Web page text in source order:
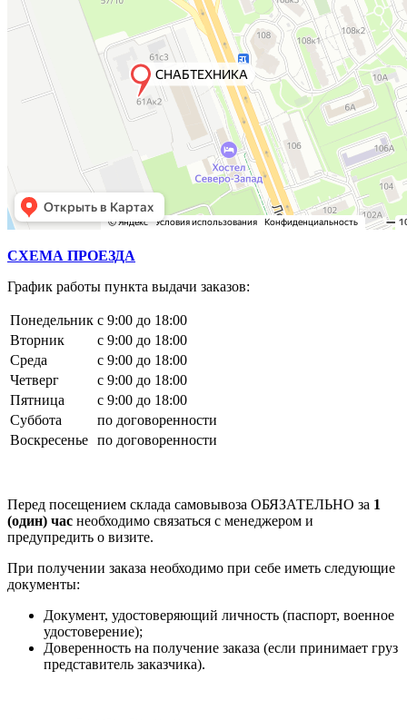
СХЕМА ПРОЕЗДА
График работы пункта выдачи заказов:
Понедельник с 9:00 до 18:00
Вторник
с 9:00 до 18:00
Среда
с 9:00 до 18:00
Четверг
с 9:00 до 18:00
Пятница
с 9:00 до 18:00
Суббота
по договоренности
Воскресенье по договоренности
Перед посещением склада самовывоза ОБЯЗАТЕЛЬНО за 1
(один) час необходимо связаться с менеджером и
предупредить о визите.
При получении заказа необходимо при себе иметь следующие
документы:
Документ, удостоверяющий личность (паспорт, военное
удостоверение);
Доверенность на получение заказа (если принимает груз
представитель заказчика).